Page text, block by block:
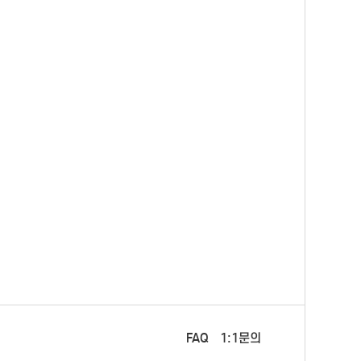
FAQ 1:1문의